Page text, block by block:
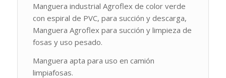
Manguera industrial Agroflex de color verde
con espiral de PVC, para succión y descarga,
Manguera Agroflex para succión y limpieza de
fosas y uso pesado.
Manguera apta para uso en camión
limpiafosas.